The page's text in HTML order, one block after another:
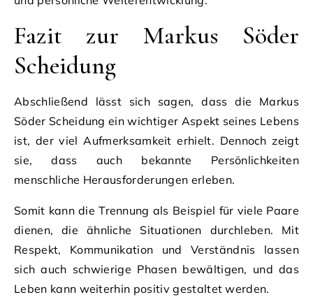
Fazit zur Markus Söder
Scheidung
Abschließend lässt sich sagen, dass die Markus
Söder Scheidung ein wichtiger Aspekt seines Lebens
ist, der viel Aufmerksamkeit erhielt. Dennoch zeigt
sie, dass auch bekannte Persönlichkeiten
menschliche Herausforderungen erleben.
Somit kann die Trennung als Beispiel für viele Paare
dienen, die ähnliche Situationen durchleben. Mit
Respekt, Kommunikation und Verständnis lassen
sich auch schwierige Phasen bewältigen, und das
Leben kann weiterhin positiv gestaltet werden.